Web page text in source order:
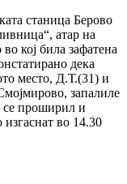
станица Берово
атар на
кој била зафатена
дека
место, Д.Т.(31) и
запалиле
се проширил и
во 14.30